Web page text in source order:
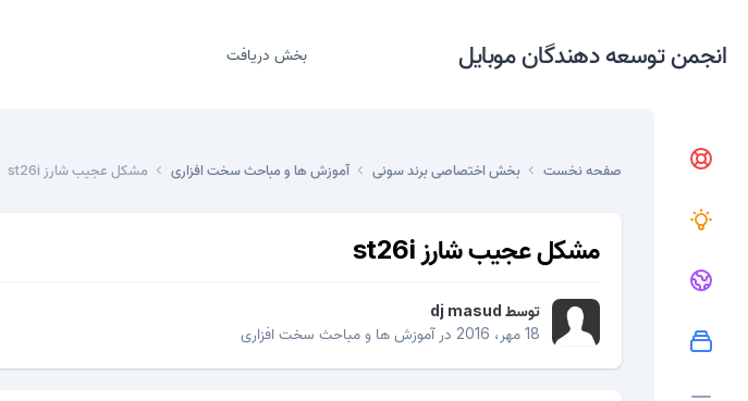
انجمن توسعه دهندگان موبایل بخش دریافت
صفحه نخست بخش اختصاصی برند سونی آموزش ها و مباحث سخت افزاری مشکل عجیب شارز st26i
مشکل عجیب شارز st26i
توسط dj masud
18 مهر، 2016
درآموزش ها و مباحث سخت افزاری